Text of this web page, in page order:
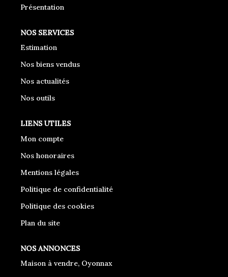
Présentation
NOS SERVICES
Estimation
Nos biens vendus
Nos actualités
Nos outils
LIENS UTILES
Mon compte
Nos honoraires
Mentions légales
Politique de confidentialité
Politique des cookies
Plan du site
NOS ANNONCES
Maison à vendre, Oyonnax